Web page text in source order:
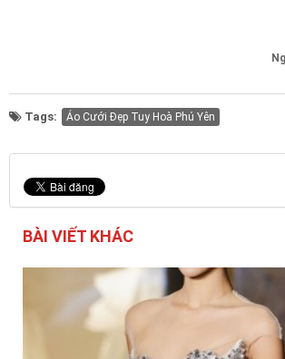
Tags: Áo Cưới Đẹp Tuy Hoà Phú Yên
BÀI VIẾT KHÁC